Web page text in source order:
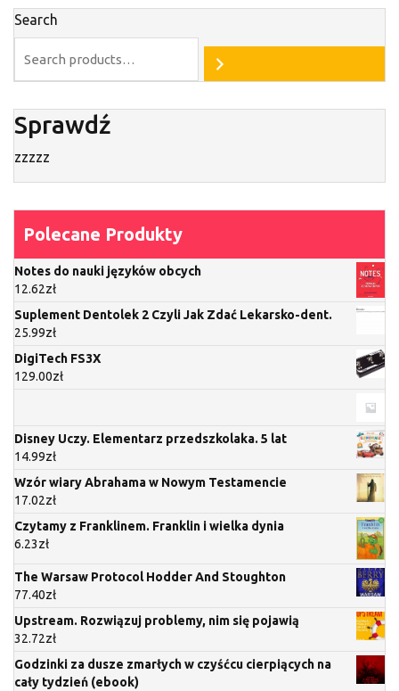
Search
Sprawdź
zzzzz
Polecane Produkty
Notes do nauki języków obcych
12.62zł
Suplement Dentolek 2 Czyli Jak Zdać Lekarsko-dent.
25.99zł
DigiTech FS3X
129.00zł
Disney Uczy. Elementarz przedszkolaka. 5 lat
14.99zł
Wzór wiary Abrahama w Nowym Testamencie
17.02zł
Czytamy z Franklinem. Franklin i wielka dynia
6.23zł
The Warsaw Protocol Hodder And Stoughton
77.40zł
Upstream. Rozwiązuj problemy, nim się pojawią
32.72zł
Godzinki za dusze zmarłych w czyśćcu cierpiących na
cały tydzień (ebook)